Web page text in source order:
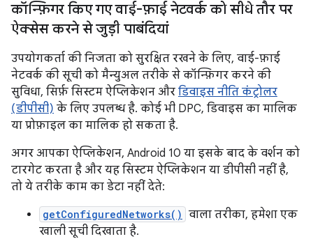
कॉन्फ़िगर किए गए वाई-फ़ाई नेटवर्क को सीधे तौर पर
ऐक्सेस करने से जुड़ी पाबंदियां
उपयोगकर्ता की निजता को सुरक्षित रखने के लिए, वाई-फ़ाई
नेटवर्क की सूची को मैन्युअल तरीके से कॉन्फ़िगर करने की
सुविधा, सिर्फ़ सिस्टम ऐप्लिकेशन और डिवाइस नीति कंट्रोलर
(डीपीसी) के लिए उपलब्ध है. कोई भी DPC, डिवाइस का मालिक
या प्रोफ़ाइल का मालिक हो सकता है.
अगर आपका ऐप्लिकेशन, Android 10 या इसके बाद के वर्शन को
टारगेट करता है और यह सिस्टम ऐप्लिकेशन या डीपीसी नहीं है,
तो ये तरीके काम का डेटा नहीं देते:
getConfiguredNetworks() वाला तरीका, हमेशा एक
खाली सूची दिखाता है.